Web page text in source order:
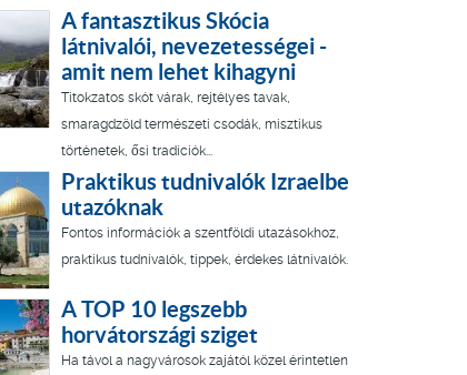
A fantasztikus Skócia
látnivalói, nevezetességei -
amit nem lehet kihagyni
Titokzatos skót várak, rejtélyes tavak,
smaragdzöld természeti csodák, misztikus
történetek, ősi tradíciók...
Praktikus tudnivalók Izraelbe
utazóknak
Fontos információk a szentföldi utazásokhoz,
praktikus tudnivalók, tippek, érdekes látnivalók.
A TOP 10 legszebb
horvátországi sziget
Ha távol a nagyvárosok zajától közel érintetlen